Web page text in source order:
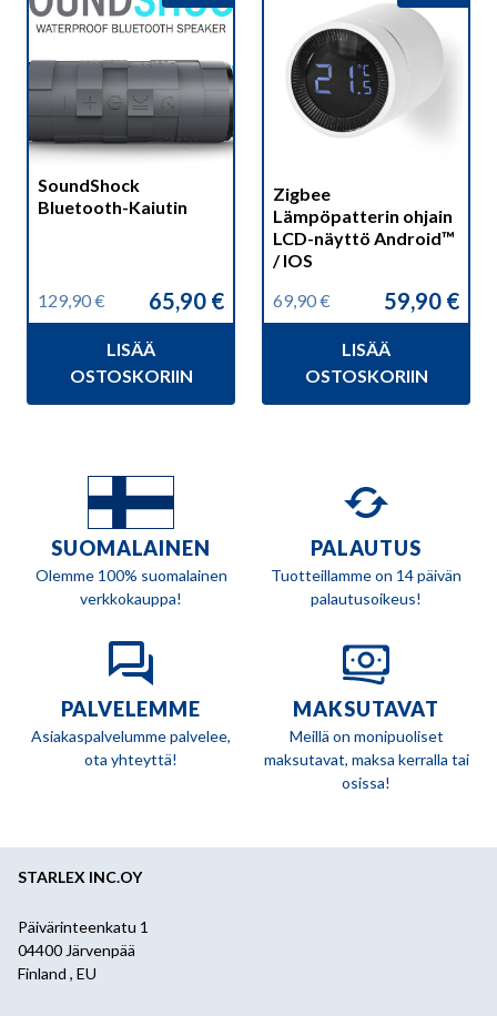
SoundShock
Bluetooth-Kaiutin
129,90€
Alkuperäinen
hinta
129,90 €.
65,90 €
Nykyinen
hinta
65,90 €.
LISÄÄ
OSTOSKORIIN
Zigbee
Lämpöpatterin ohjain
LCD-näyttö Android™
/ IOS
69,90€
Alkuperäinen
hinta
69,90 €.
59,90 €
Nykyinen
hinta
59,90 €.
LISÄÄ
OSTOSKORIIN
SUOMALAINEN
Olemme 100% suomalainen
verkkokauppa!
PALAUTUS
Tuotteillamme on 14 päivän
palautusoikeus!
PALVELEMME
Asiakaspalvelumme palvelee,
ota yhteyttä!
MAKSUTAVAT
Meillä on monipuoliset
maksutavat, maksa kerralla tai
osissa!
STARLEX INC.OY
Päivärinteenkatu 1
04400 Järvenpää
Finland , EU